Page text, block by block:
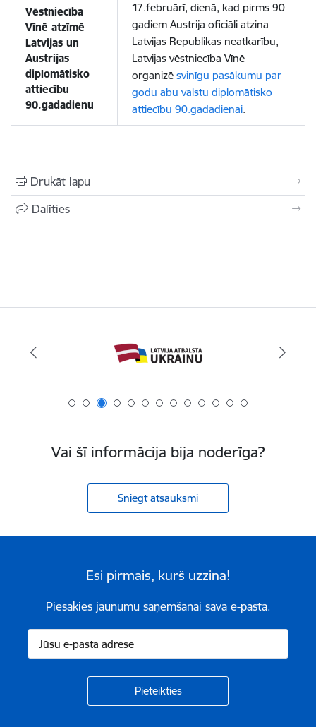
Vēstniecība
Vīnē atzīmē
Latvijas un
Austrijas
diplomātisko
attiecību
90.gadadienu
17.februārī, dienā, kad pirms 90
gadiem Austrija oficiāli atzina
Latvijas Republikas neatkarību,
Latvijas vēstniecība Vīnē
organizē svinīgu pasākumu par
godu abu valstu diplomātisko
attiecību 90.gadadienai.
Drukāt lapu
Dalīties
Vai šī informācija bija noderīga?
Sniegt atsauksmi
Esi pirmais, kurš uzzina!
Piesakies jaunumu saņemšanai savā e-pastā.